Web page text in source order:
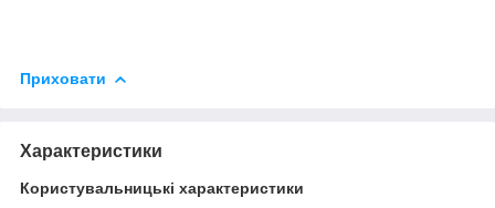
Приховати
Характеристики
Користувальницькі характеристики